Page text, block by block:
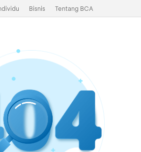
Bisnis Tentang BCA